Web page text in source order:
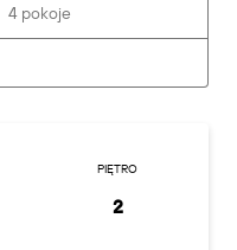
4 pokoje
PIĘTRO
2